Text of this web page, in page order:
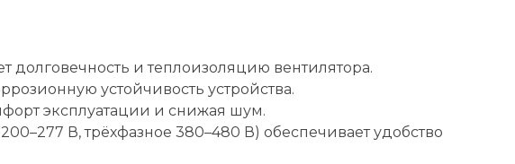
и теплоизоляцию вентилятора.
устойчивость устройства.
эксплуатации и снижая шум.
В, трёхфазное 380–480 В) обеспечивает удобство